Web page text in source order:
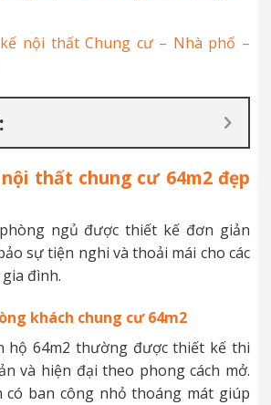
nội thất Chung cư – Nhà phố –
thất chung cư 64m2 đẹp
ngủ được thiết kế đơn giản
sự tiện nghi và thoải mái cho các
đình.
khách chung cư 64m2
hộ 64m2 thường được thiết kế thi
và hiện đại theo phong cách mở.
có ban công nhỏ thoáng mát giúp